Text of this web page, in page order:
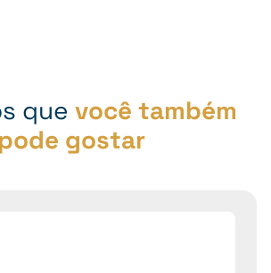
que você também
pode gostar